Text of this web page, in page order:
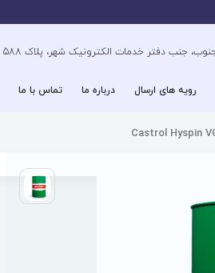
رویه های ارسال درباره ما تماس با ما